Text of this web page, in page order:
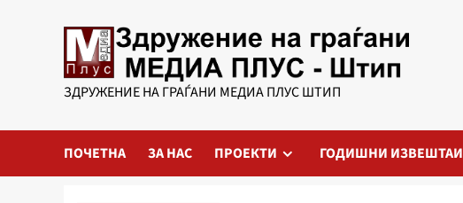
ЗДРУЖЕНИЕ НА ГРАЃАНИ МЕДИА ПЛУС ШТИП
ПОЧЕТНА ЗА НАС ПРОЕКТИ ГОДИШНИ ИЗВЕШТАИ